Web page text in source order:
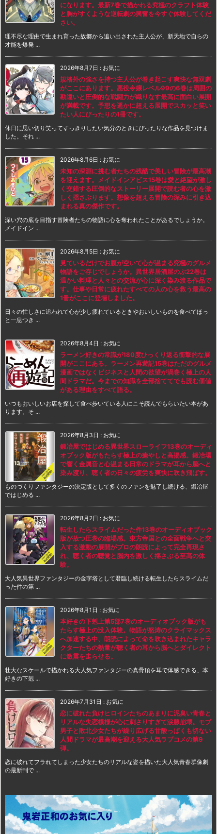
になります。最新7巻で描かれる究極のクラフト体験
と胸がすくような逆転劇の興奮を今すぐ体験してくだ
さい。
理不尽な理由で生まれ育った故郷から追い出された主人公が、新天地で自らの
才能を爆発 ...
2026年8月7日 : お気に
規格外の強さを持つ主人公が巻き起こす爽快な無双劇
がここにあります。悪役令嬢レベル99の6巻は周囲の
勘違いと圧倒的な戦闘力が織りなす最高に面白い展開
が満載です。予想を遥かに超える展開でスカッと笑い
たい人にぴったりの1冊です。
休日に思い切り笑ってすっきりしたい気分のときにぴったりな作品を見つけま
した。それ ...
2026年8月6日 : お気に
未知の深淵に挑む者たちの残酷で美しい冒険が最高潮
を迎えます。メイドインアビス15巻は愛と絶望が激し
く交錯する圧倒的なストーリー展開で読む者の心を激
しく揺さぶります。想像を超える冒険の深みに引き込
まれる真の傑作です。
深い穴の底を目指す冒険者たちの物語に心を奪われたことがあるでしょうか。
メイドイン ...
2026年8月5日 : お気に
見ているだけでお腹が空いて心が温まる究極のグルメ
物語をご存じでしょうか。異世界居酒屋のぶ22巻は
温かい料理と人々との交流が心に深く染み渡る作品で
す。仕事や日常に疲れたすべての人の心を救う最高の
1冊がここに登場しました。
日々の忙しさに追われて心が少し疲れているときやおいしいものを食べてほっ
と一息つき ...
2026年8月4日 : お気に
ラーメン好きの常識が180度ひっくり返る衝撃的な展
開がここにある。ラーメン再遊記15巻はただのグルメ
漫画ではなくビジネスと人間の欲望が渦巻く極上の人
間ドラマだ。今までの知識を全部捨ててでも読む価値
がある理由をすべて語る。
いつもおいしいお店を探して食べ歩いている人にこそ読んでもらいたい本があ
ります。そ ...
2026年8月3日 : お気に
鍛冶屋ではじめる異世界スローライフ13巻のオーディ
オブック版がもたらす極上の癒やしと高揚感。鍛冶場
で響く金属音と心温まる日常のドラマが耳から脳へと
染み渡り、聴く者の日々の疲労を爽快に吹き飛ばす。
ものづくりファンタジーの決定版として多くのファンを魅了し続ける、鍛冶屋
ではじめる ...
2026年8月2日 : お気に
転生したらスライムだった件13巻のオーディオブック
版が放つ圧巻の臨場感。東方帝国との全面戦争へと突
入する激動の展開がプロの朗読によって完全再現さ
れ、聴く者の聴覚と脳内を激しく揺さぶる至高の体
験。
大人気異世界ファンタジーの金字塔として君臨し続ける転生したらスライムだ
った件の第 ...
2026年8月1日 : お気に
本好きの下剋上第5部7巻のオーディオブック版がも
たらす極上の没入体験。物語が怒涛のクライマックス
へ加速する中、朗読によって命を吹き込まれたキャラ
クターたちの熱量が聴く者の耳から脳へとダイレクト
に激震を走らせる。
壮大なスケールで描かれる大人気ファンタジーの真骨頂を耳で体感できる、本
好きの下剋 ...
2026年7月31日 : お気に
恋に破れた負けヒロインたちのあまりに泥臭い青春と
リアルな失恋模様が心に刺さりすぎて涙腺崩壊。モブ
男子と敗北少女たちが繰り広げる甘酸っぱくも切ない
人間ドラマが最高潮を迎える大人気ラブコメの第9
弾。
恋に破れてフラれてしまった少女たちのリアルな姿を描いた大人気青春群像劇
の最新刊で ...